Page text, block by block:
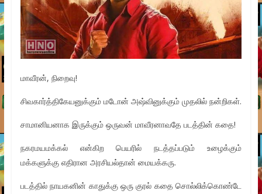
மாவீரன், நிறைவு!
சிவகார்த்திகேயனுக்கும் மடோன் அஷ்வினுக்கும் முதலில் நன்றிகள்.
சாமானியனாக இருக்கும் ஒருவன் மாவீரனாவதே படத்தின் கதை!
நகரமயமக்கல் என்கிற பெயரில் நடத்தப்படும் உழைக்கும்
மக்களுக்கு எதிரான அரசியல்தான் மையக்கரு.
படத்தில் நாயகனின் காதுக்கு ஒரு குரல் கதை சொல்லிக்கொண்டே